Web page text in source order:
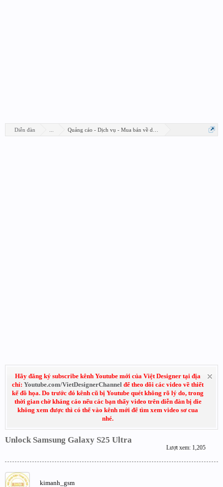
Diễn đàn Quảng cáo - Dịch vụ - Mua bán về design
Hãy đăng ký subscribe kênh Youtube mới của Việt Designer tại địa
chỉ: Youtube.com/VietDesignerChannel để theo dõi các video về thiết
kế đồ họa. Do trước đó kênh cũ bị Youtube quét không rõ lý do, trong
thời gian chờ kháng cáo nếu các bạn thấy video trên diễn đàn bị die
không xem được thì có thể vào kênh mới để tìm xem video sơ cua
nhé.
Unlock Samsung Galaxy S25 Ultra
Lượt xem: 1,205
kimanh_gsm